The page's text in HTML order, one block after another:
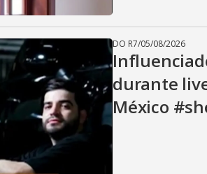
DO R7/05/08/2026
durante
México